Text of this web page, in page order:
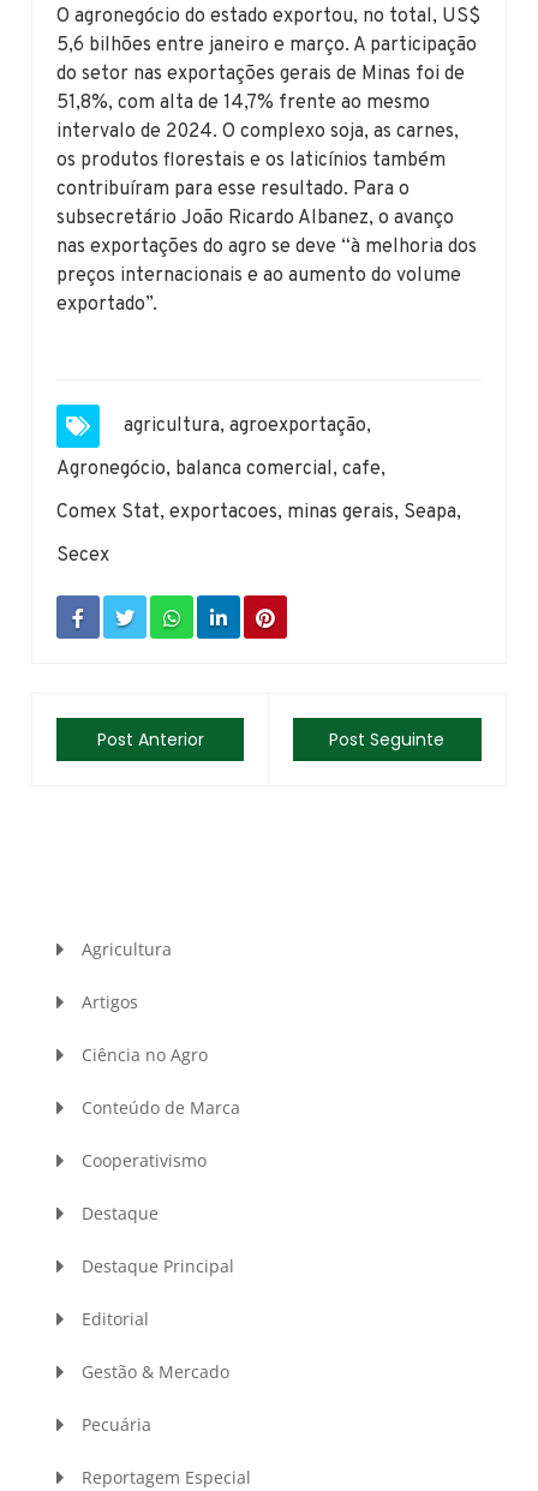
O agronegócio do estado exportou, no total, US$
5,6 bilhões entre janeiro e março. A participação
do setor nas exportações gerais de Minas foi de
51,8%, com alta de 14,7% frente ao mesmo
intervalo de 2024. O complexo soja, as carnes,
os produtos florestais e os laticínios também
contribuíram para esse resultado. Para o
subsecretário João Ricardo Albanez, o avanço
nas exportações do agro se deve “à melhoria dos
preços internacionais e ao aumento do volume
exportado”.
agricultura,agroexportação,
Agronegócio, balanca comercial,cafe,
Comex Stat,exportacoes, minas gerais, Seapa,
Secex
Post Anterior Post Seguinte
Agricultura
Artigos
Ciência no Agro
Conteúdo de Marca
Cooperativismo
Destaque
Destaque Principal
Editorial
Gestão & Mercado
Pecuária
Reportagem Especial